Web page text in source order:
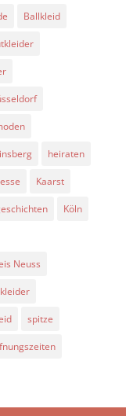
Ballkleid
heiraten
Kaarst
Köln
Neuss
spitze